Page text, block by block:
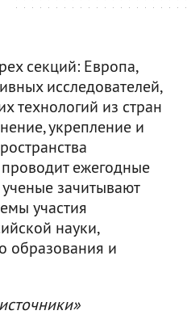
секций: Европа,
исследователей,
технологий из стран
укрепление и
ежегодные
зачитывают
участия
науки,
образования и